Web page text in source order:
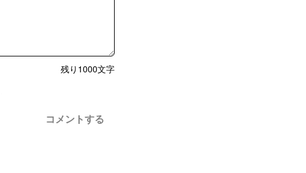
残り 1000文字
コメントする